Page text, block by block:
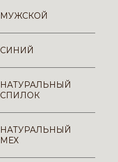
МУЖСКОЙ
СИНИЙ
НАТУРАЛЬНЫЙ
СПИЛОК
НАТУРАЛЬНЫЙ
МЕХ